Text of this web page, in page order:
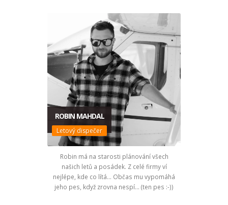
ROBIN MAHDAL
Letový dispečer
Robin má na starosti plánování všech
našich letů a posádek. Z celé firmy ví
nejlépe, kde co lítá... Občas mu vypomáhá
jeho pes, když zrovna nespí... (ten pes :-))